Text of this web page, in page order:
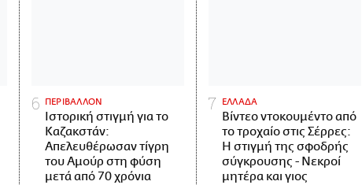
ΠΕΡΙΒΑΛΛΟΝ
Ιστορική στιγμή για το
Καζακστάν:
Απελευθέρωσαν τίγρη
του Αμούρ στη φύση
μετά από 70 χρόνια
ΕΛΛΑΔΑ
Βίντεο ντοκουμέντο από
το τροχαίο στις Σέρρες:
Η στιγμή της σφοδρής
σύγκρουσης - Νεκροί
μητέρα και γιος